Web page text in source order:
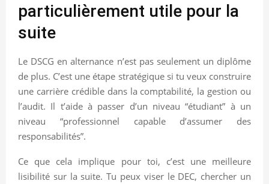
particulièrement utile pour la
suite
Le DSCG en alternance n’est pas seulement un diplôme
de plus. C’est une étape stratégique si tu veux construire
une carrière crédible dans la comptabilité, la gestion ou
l’audit. Il t’aide à passer d’un niveau “étudiant” à un
niveau “professionnel capable d’assumer des
responsabilités”.
Ce que cela implique pour toi, c’est une meilleure
lisibilité sur la suite. Tu peux viser le DEC, chercher un